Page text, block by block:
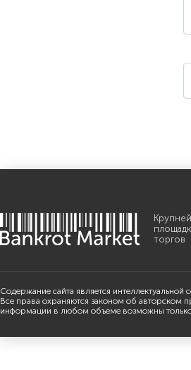
торгов
Содержание сайта является
Все права охраняются законом об авторском
информации в любом объеме возможны только